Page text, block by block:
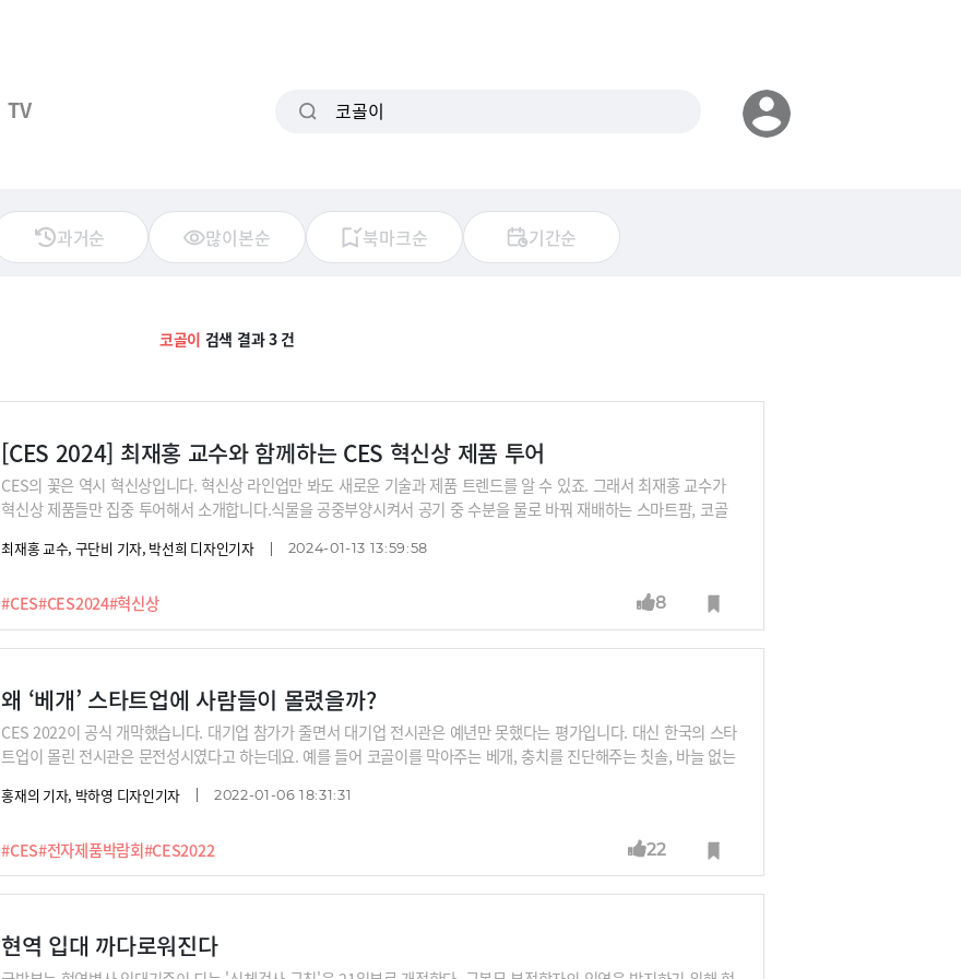
TV
과거순 많이본순 북마크순 기간순
코골이 검색 결과 3 건
[CES 2024] 최재홍 교수와 함께하는 CES 혁신상 제품 투어
#CES#CES2024#혁신상
CES의 꽃은 역시 혁신상입니다. 혁신상 라인업만 봐도 새로운 기술과 제품 트렌드를 알 수 있죠. 그래서 최재홍 교수가
혁신상 제품들만 집중 투어해서 소개합니다.식물을 공중부양시켜서 공기 중 수분을 물로 바꿔 재배하는 스마트팜, 코골
스, 샤워한 물을 다시 재생해 사용하는 이동형 사워시설 등 혁신적 제품들을 만나보시죠.
최재홍 교수, 구단비 기자, 박선희 디자인기자 2024-01-13 13:59:58
8
왜 ‘베개’ 스타트업에 사람들이 몰렸을까?
#CES#전자제품박람회#CES2022
CES 2022이 공식 개막했습니다. 대기업 참가가 줄면서 대기업 전시관은 예년만 못했다는 평가입니다. 대신 한국의 스타
트업이 몰린 전시관은 문전성시였다고 하는데요. 예를 들어 코골이를 막아주는 베개, 충치를 진단해주는 칫솔, 바늘 없는
최재홍 교수님과 함께 한번 돌아보시죠.
홍재의 기자, 박하영 디자인기자 2022-01-06 18:31:31
22
현역 입대 까다로워진다